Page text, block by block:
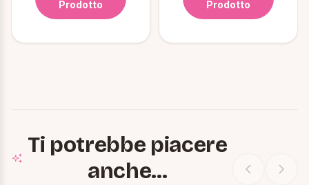
Prodotto Prodotto
Ti potrebbe piacere
anche...